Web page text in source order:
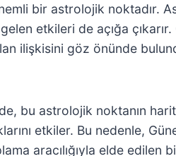
bir astrolojik noktadır.
etkileri de açığa
ilişkisini göz önünde
bu astrolojik noktanın
etkiler. Bu nedenle,
aracılığıyla elde edilen